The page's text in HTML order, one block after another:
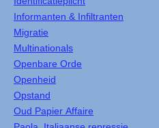
Informanten & Infiltranten
Migratie
Multinationals
Openbare Orde
Openheid
Opstand
Oud Papier Affaire